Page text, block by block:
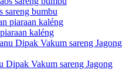
sareng bumbu
kaléng
Dipak Vakum sareng Jagong